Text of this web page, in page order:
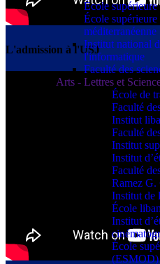
École
École supérieure
méditerranéenne
Institut national
l'informatique
Faculté des
Arts - Lettres et
École de
Faculté
Institut
Faculté
Institut
Institut
Faculté
Ramez G.
Institut de
École
Institut
École
(ESMOD)
L'admission à l'USJ